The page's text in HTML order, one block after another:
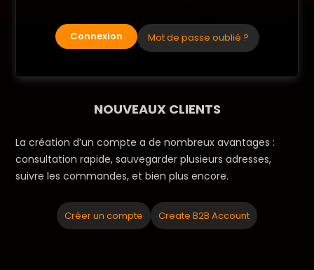
Connexion Mot de passe oublié ?
NOUVEAUX CLIENTS
La création d’un compte a de nombreux avantages :
consultation rapide, sauvegarder plusieurs adresses,
suivre les commandes, et bien plus encore.
Créer un compte Create B2B Account